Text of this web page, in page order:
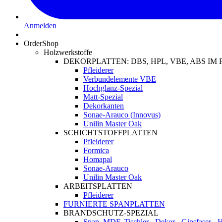
Anmelden
OrderShop
Holzwerkstoffe
DEKORPLATTEN: DBS, HPL, VBE, ABS IM
Pfleiderer
Verbundelemente VBE
Hochglanz-Spezial
Matt-Spezial
Dekorkanten
Sonae-Arauco (Innovus)
Unilin Master Oak
SCHICHTSTOFFPLATTEN
Pfleiderer
Formica
Homapal
Sonae-Arauco
Unilin Master Oak
ARBEITSPLATTEN
Pfleiderer
FURNIERTE SPANPLATTEN
BRANDSCHUTZ-SPEZIAL